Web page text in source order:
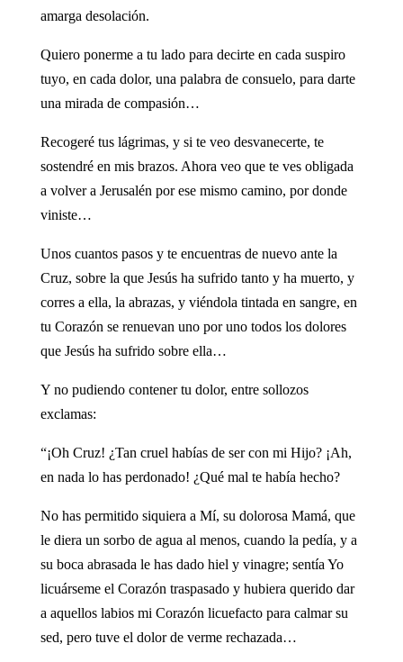
amarga desolación.
Quiero ponerme a tu lado para decirte en cada suspiro
tuyo, en cada dolor, una palabra de consuelo, para darte
una mirada de compasión…
Recogeré tus lágrimas, y si te veo desvanecerte, te
sostendré en mis brazos. Ahora veo que te ves obligada
a volver a Jerusalén por ese mismo camino, por donde
viniste…
Unos cuantos pasos y te encuentras de nuevo ante la
Cruz, sobre la que Jesús ha sufrido tanto y ha muerto, y
corres a ella, la abrazas, y viéndola tintada en sangre, en
tu Corazón se renuevan uno por uno todos los dolores
que Jesús ha sufrido sobre ella…
Y no pudiendo contener tu dolor, entre sollozos
exclamas:
“¡Oh Cruz! ¿Tan cruel habías de ser con mi Hijo? ¡Ah,
en nada lo has perdonado! ¿Qué mal te había hecho?
No has permitido siquiera a Mí, su dolorosa Mamá, que
le diera un sorbo de agua al menos, cuando la pedía, y a
su boca abrasada le has dado hiel y vinagre; sentía Yo
licuárseme el Corazón traspasado y hubiera querido dar
a aquellos labios mi Corazón licuefacto para calmar su
sed, pero tuve el dolor de verme rechazada…